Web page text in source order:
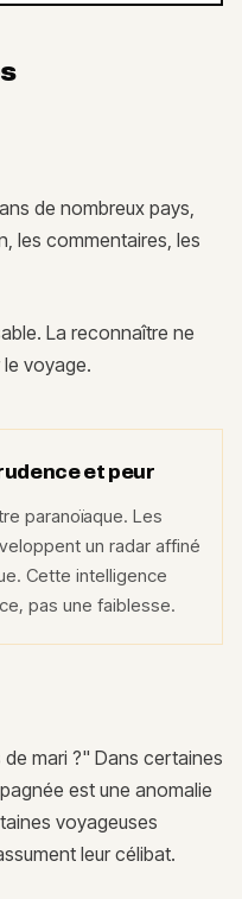
de nombreux pays,
les commentaires, les
La reconnaître ne
voyage.
et peur
paranoïaque. Les
un radar affiné
Cette intelligence
pas une faiblesse.
mari ?" Dans certaines
est une anomalie
voyageuses
leur célibat.